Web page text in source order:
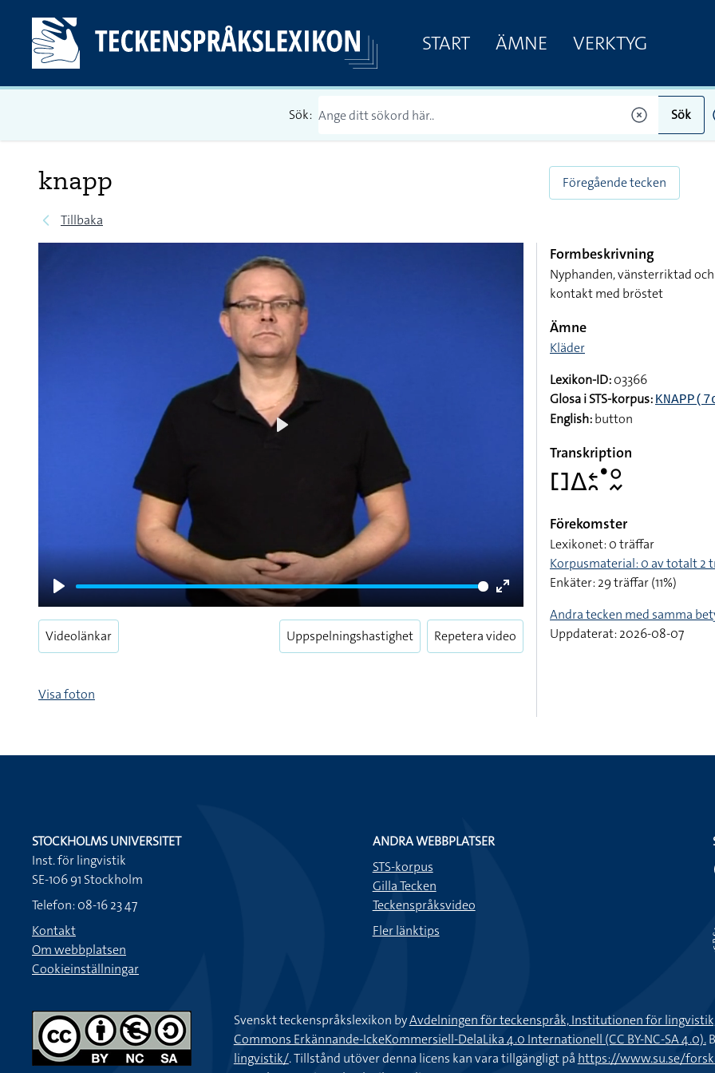
START ÄMNE VERKTYG
Sök: Sök
knapp
Tillbaka
Föregående tecken
Play
Enter
fullscreen
Videolänkar Uppspelningshastighet Repetera video
Visa foton
Formbeskrivning
Nyphanden, vänsterriktad
kontakt med bröstet
Ämne
Kläder
Lexikon-ID:03366
Glosa i STS-korpus:
English:button
Transkription
􌤓􌤩􌥓􌥘􌤟􌥰􌦌
Förekomster
Lexikonet: 0 träffar
Korpusmaterial: 0 av totalt 2
Enkäter: 29 träffar (11%)
Andra tecken med samma
Uppdaterat: 2026-08-07
STOCKHOLMS UNIVERSITET
Inst. för lingvistik
SE-106 91 Stockholm
Telefon: 08-16 23 47
Kontakt
Om webbplatsen
Cookieinställningar
ANDRA WEBBPLATSER
STS-korpus
Gilla Tecken
Teckenspråksvideo
Fler länktips
Svenskt teckenspråkslexikon byAvdelningen för teckenspråk, Institutionen för
Commons Erkännande-IckeKommersiell-DelaLika 4.0 Internationell (CC BY-NC-SA 4.0).
lingvistik/. Tillstånd utöver denna licens kan vara tillgängligt på https://www.su.se/